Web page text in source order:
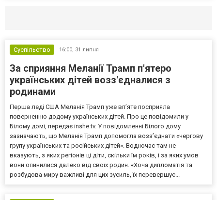
Суспільство 16:00, 31 липня
За сприяння Меланії Трамп п'ятеро
українських дітей возз'єдналися з
родинами
Перша леді США Меланія Трамп уже впʼяте посприяла
поверненню додому українських дітей. Про це повідомили у
Білому домі, передає inshe.tv. У повідомленні Білого дому
зазначають, що Меланія Трамп допомогла возз’єднати «чергову
групу українських та російських дітей». Водночас там не
вказують, з яких регіонів ці діти, скільки їм років, і за яких умов
вони опинилися далеко від своїх родин. «Хоча дипломатія та
розбудова миру важливі для цих зусиль, їх перевершує...